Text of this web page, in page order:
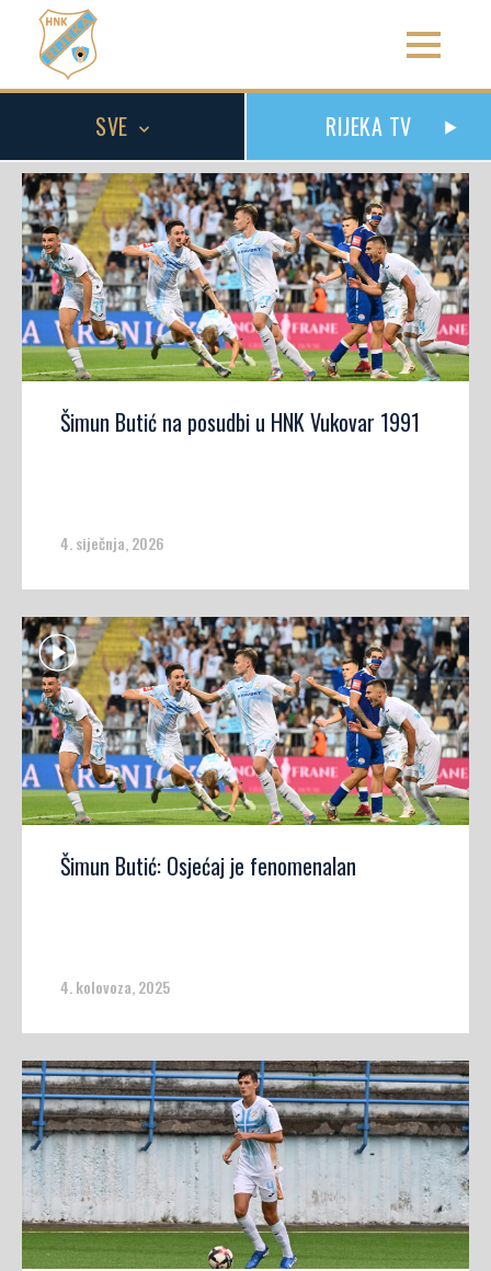
SVE RIJEKA TV
Šimun Butić na posudbi u HNK Vukovar 1991
4. siječnja, 2026
Šimun Butić: Osjećaj je fenomenalan
4. kolovoza, 2025